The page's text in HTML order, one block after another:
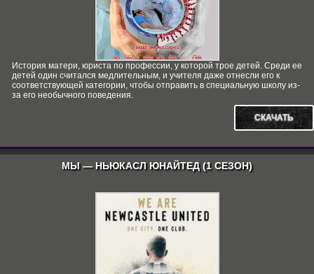
История матери, юриста по профессии, у которой трое детей. Среди ее
детей один считался медлительным, и учителя даже отнесли его к
соответствующей категории, чтобы отправить в специальную школу из-
за его необычного поведения.
СКАЧАТЬ
МЫ — НЬЮКАСЛ ЮНАЙТЕД (1 СЕЗОН)